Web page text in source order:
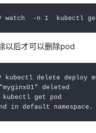
watch  -n 1  kubectl
以后才可以删除pod
kubectl delete deploy
deleted
kubectl get pod
in default namespace.